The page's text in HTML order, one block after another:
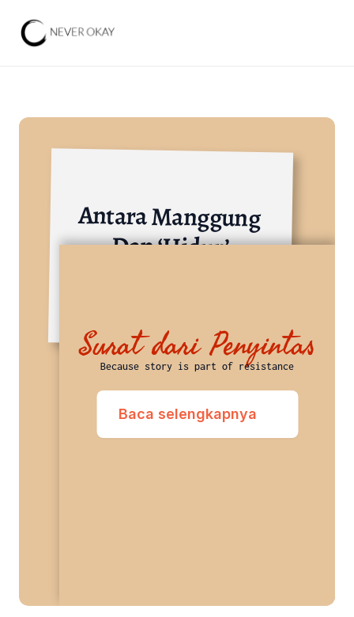
Antara Manggung
Dan ‘Hidup’
Surat dari Penyintas
Because story is part of resistance
Baca selengkapnya